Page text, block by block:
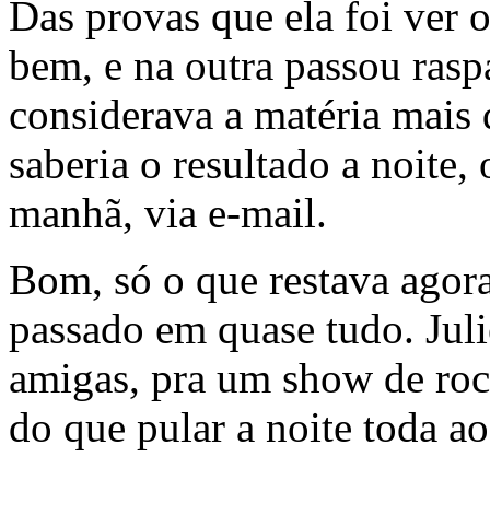
Das provas que ela foi ver
bem, e na outra passou
considerava a matéria
saberia o resultado a
manhã, via e-mail.
Bom, só o que restava
passado em quase tudo.
amigas, pra um show de
do que pular a noite toda